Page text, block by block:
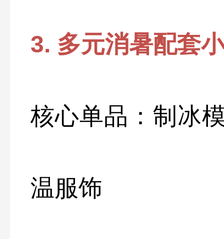
3. 多元消暑配套
核心单品：制冰
温服饰